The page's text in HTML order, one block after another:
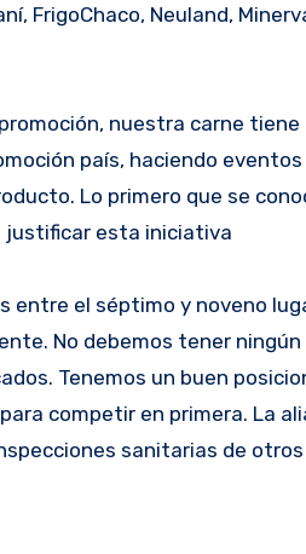
FrigoChaco, Neuland,
nuestra carne
país, haciendo
Lo primero que se
justificar esta iniciativa
entre el séptimo y noveno
No debemos tener
Tenemos un buen
competir en primera. La
sanitarias de